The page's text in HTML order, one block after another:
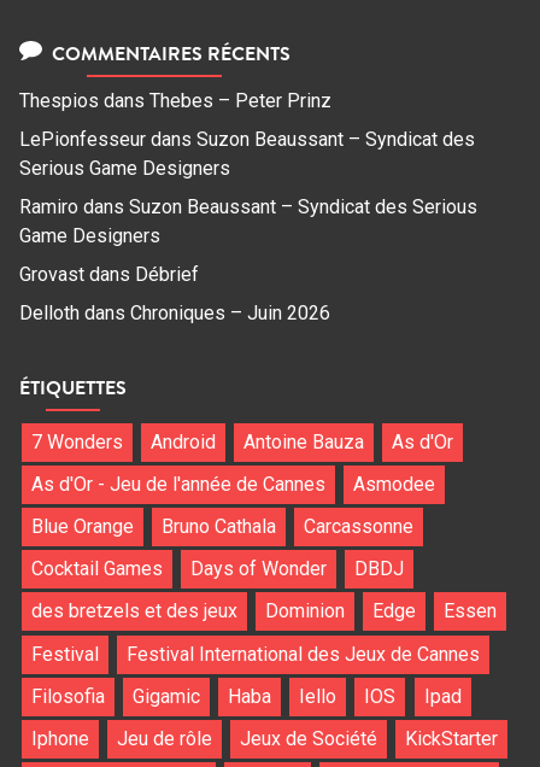
COMMENTAIRES RÉCENTS
Thespios dans Thebes – Peter Prinz
LePionfesseur dans Suzon Beaussant – Syndicat des
Serious Game Designers
Ramiro dans Suzon Beaussant – Syndicat des Serious
Game Designers
Grovast dans Débrief
Delloth dans Chroniques – Juin 2026
ÉTIQUETTES
7 Wonders Android Antoine Bauza
As d'Or
As d'Or - Jeu de l'année de Cannes
Asmodee
Blue Orange
Bruno Cathala
Carcassonne
Cocktail Games
Days of Wonder
DBDJ
des bretzels et des jeux
Dominion Edge
Essen
Festival
Festival International des Jeux de Cannes
Filosofia
Gigamic Haba Iello IOS
Ipad
Iphone
Jeu de rôle Jeux de Société KickStarter